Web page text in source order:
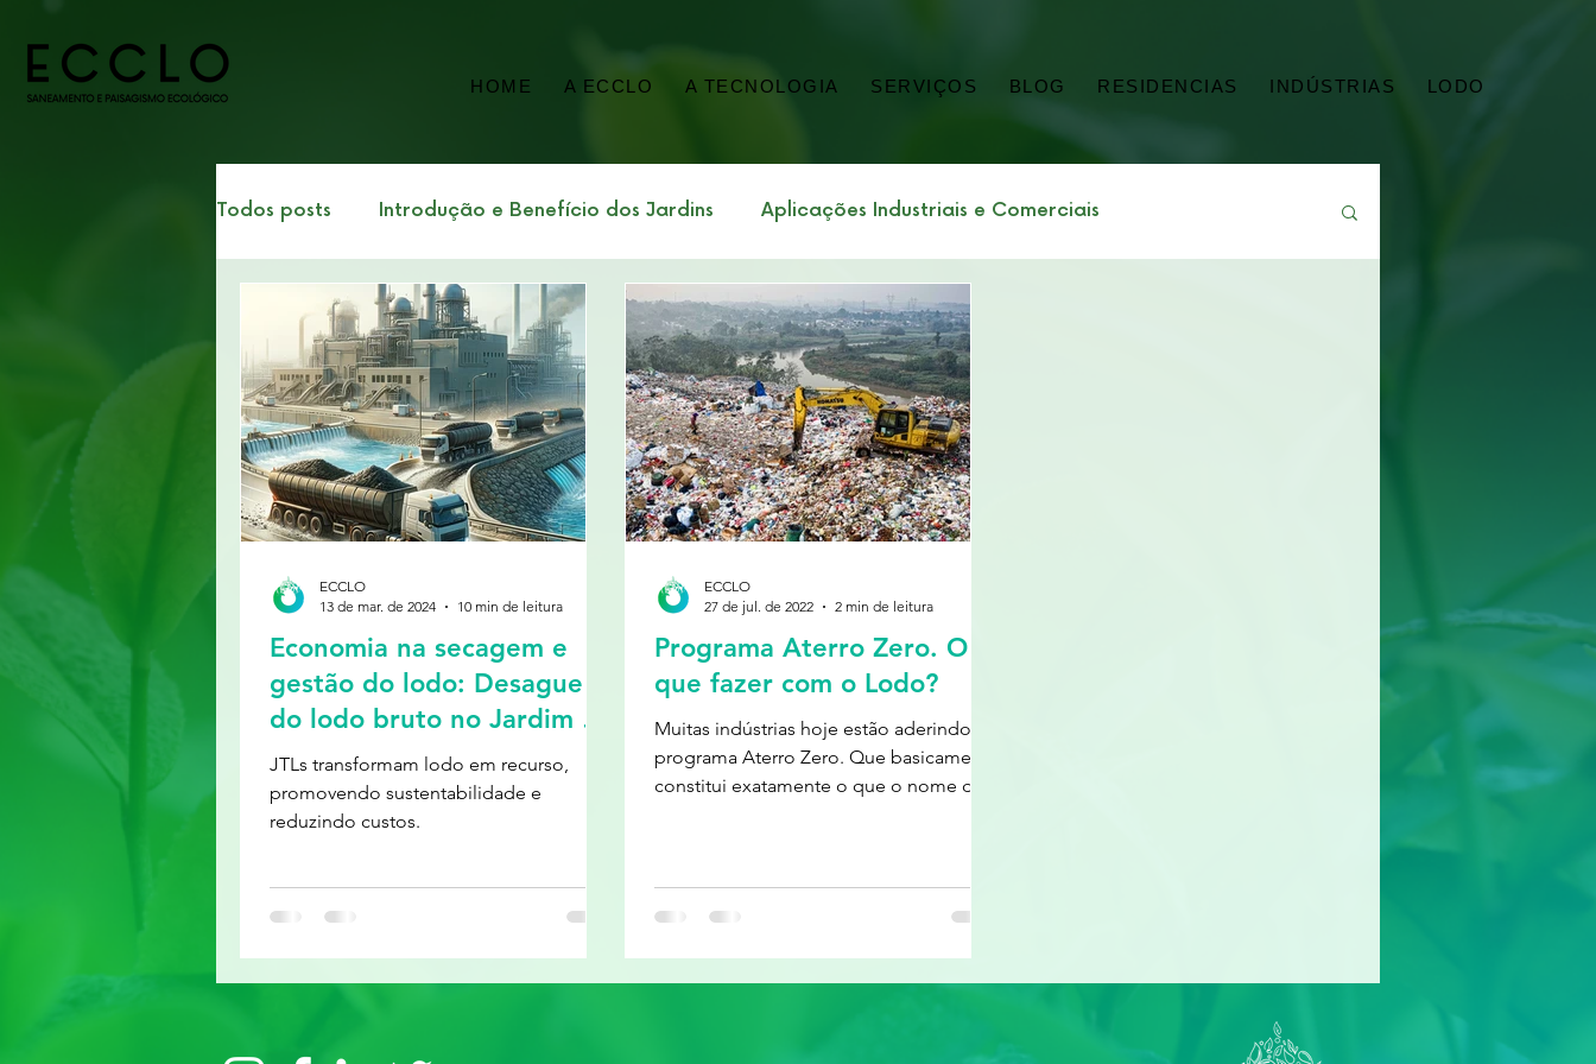
HOME A ECCLO A TECNOLOGIA SERVIÇOS BLOG RESIDENCIAS INDÚSTRIAS LODO
Todos posts Introdução e Benefício dos Jardins Aplicações Industriais e Comerciais
ESG e Sustentabilidade Corporativa Sustentabilidade Impacto Ambiental
Tecnologia, Inovação e Economia Saneamento, Saúde Pública e Lodo
Curso: Jardins de Tratamentos
Economia na secagem e
gestão do lodo: Desague
do lodo bruto no Jardim de
Tratamento (JTL)
JTLs transformam lodo em recurso,
promovendo sustentabilidade e
reduzindo custos.
ECCLO
13 de mar. de 2024
10 min de leitura
Programa Aterro Zero. O
que fazer com o Lodo?
Muitas indústrias hoje estão aderindo ao
programa Aterro Zero. Que basicamente
constitui exatamente o que o nome diz:
ECCLO
27 de jul. de 2022
2 min de leitura